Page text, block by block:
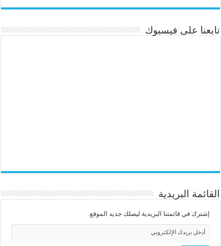
تابعنا على فيسبوك
القائمة البريدية
إشترك في قائمتنا البريدية ليصلك جديد الموقع.